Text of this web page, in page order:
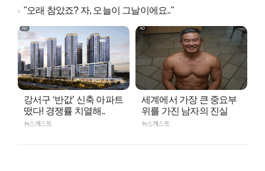
"오래 참았죠? 자, 오늘이 그날이에요.."
강서구 ‘반값’ 신축 아파트
떴다! 경쟁률 치열해..
뉴스캐스트
세계에서 가장 큰 중요부
위를 가진 남자의 진실
뉴스캐스트